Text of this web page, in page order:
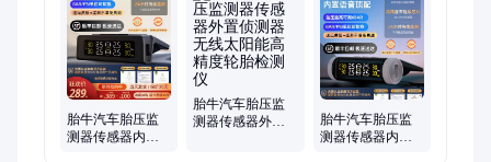
胎牛汽车胎压监
测器传感器内置
胎牛汽车胎压监
测器传感器外置
胎牛汽车胎压监
测器传感器内置